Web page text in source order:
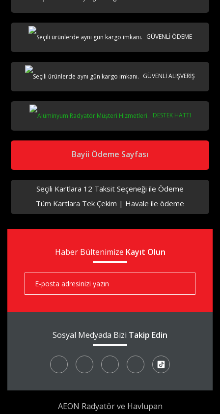
aks
aks
GÜVENLİ ÖDEME
GÜVENLİ ALIŞVERİŞ
DESTEK HATTI
Bayii Ödeme Sayfası
Seçili Kartlara 12 Taksit Seçeneği ile Ödeme
Tüm Kartlara Tek Çekim | Havale ile ödeme
Haber Bültenimize Kayıt Olun
Sosyal Medyada Bizi Takip Edin
AEON Radyatör ve Havlupan